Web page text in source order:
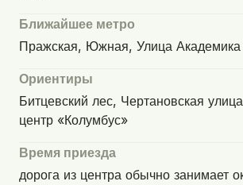
Ближайшее метро
Пражская, Южная, Улица Академика
Ориентиры
Битцевский лес, Чертановская
центр «Колумбус»
Время приезда
дорога из центра обычно занимает